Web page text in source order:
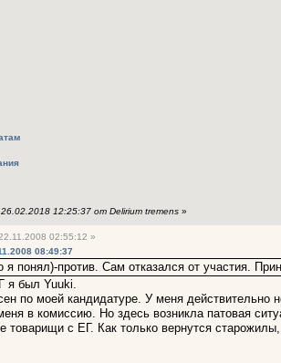
12:25:37 от Delirium tremens »
02:55:12 »
08:49:37
я понял)-против. Сам отказался от участия.
я был Yuuki.
по моей кандидатуре. У меня
в комиссию. Но здесь возникла патовая
товарищи с ЕГ. Как только вернутся